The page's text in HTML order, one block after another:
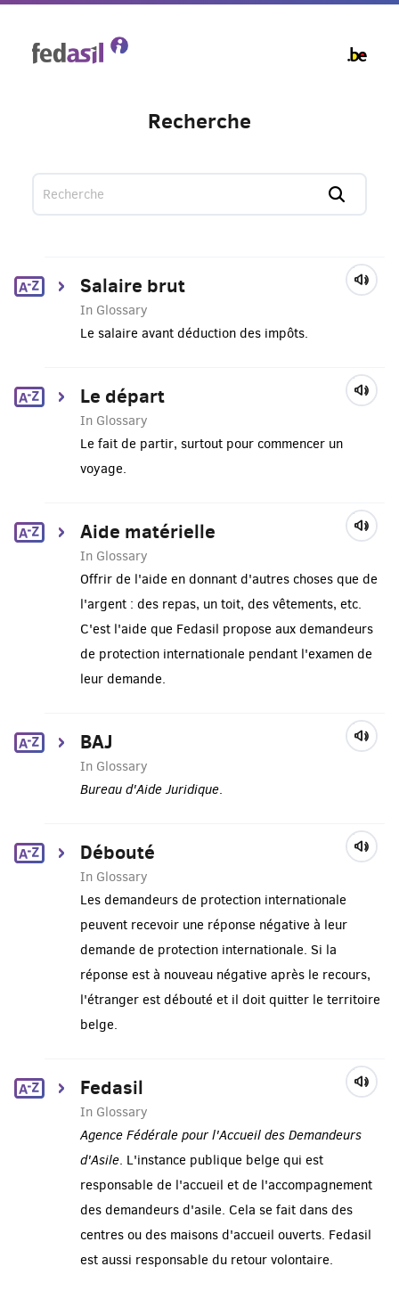
Recherche
Salaire brut
In Glossary
Le salaire avant déduction des impôts.
Le départ
In Glossary
Le fait de partir, surtout pour commencer un
voyage.
Aide matérielle
In Glossary
Offrir de l'aide en donnant d'autres choses que de
l'argent : des repas, un toit, des vêtements, etc.
C'est l'aide que Fedasil propose aux demandeurs
de protection internationale pendant l'examen de
leur demande.
BAJ
In Glossary
Bureau d'Aide Juridique.
Débouté
In Glossary
Les demandeurs de protection internationale
peuvent recevoir une réponse négative à leur
demande de protection internationale. Si la
réponse est à nouveau négative après le recours,
l'étranger est débouté et il doit quitter le territoire
belge.
Fedasil
In Glossary
Agence Fédérale pour l'Accueil des Demandeurs
d'Asile. L'instance publique belge qui est
responsable de l'accueil et de l'accompagnement
des demandeurs d'asile. Cela se fait dans des
centres ou des maisons d'accueil ouverts. Fedasil
est aussi responsable du retour volontaire.